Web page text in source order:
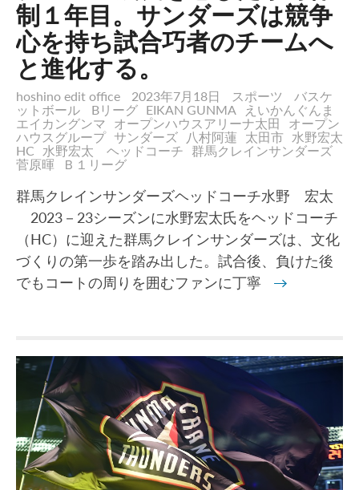
制１年目。サンダーズは競争
心を持ち試合巧者のチームへ
と進化する。
hoshino edit office 2023年7月18日 スポーツ
バスケ
ットボール
Bリーグ EIKAN GUNMA
えいかんぐんま
エイカングンマ
オープンハウスアリーナ太田
オープン
ハウスグループ サンダーズ 八村阿蓮 太田市 水野宏太
HC
水野宏太 ヘッドコーチ
群馬クレインサンダーズ
菅原暉
Ｂ１リーグ
群馬クレインサンダーズヘッドコーチ水野 宏太
2023－23シーズンに水野宏太氏をヘッドコーチ
（HC）に迎えた群馬クレインサンダーズは、文化
づくりの第一歩を踏み出した。試合後、負けた後
でもコートの周りを囲むファンに丁寧 →